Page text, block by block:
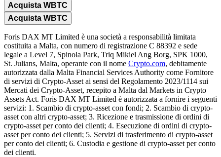
Acquista WBTC
Acquista WBTC
Foris DAX MT Limited è una società a responsabilità limitata
costituita a Malta, con numero di registrazione C 88392 e sede
legale a Level 7, Spinola Park, Triq Mikiel Ang Borg, SPK 1000,
St. Julians, Malta, operante con il nome Crypto.com, debitamente
autorizzata dalla Malta Financial Services Authority come Fornitore
di servizi di Crypto-Asset ai sensi del Regolamento 2023/1114 sui
Mercati dei Crypto-Asset, recepito a Malta dal Markets in Crypto
Assets Act. Foris DAX MT Limited è autorizzata a fornire i seguenti
servizi: 1. Scambio di crypto-asset con fondi; 2. Scambio di crypto-
asset con altri crypto-asset; 3. Ricezione e trasmissione di ordini di
crypto-asset per conto dei clienti; 4. Esecuzione di ordini di crypto-
asset per conto dei clienti; 5. Servizi di trasferimento di crypto-asset
per conto dei clienti; 6. Custodia e gestione di crypto-asset per conto
dei clienti.